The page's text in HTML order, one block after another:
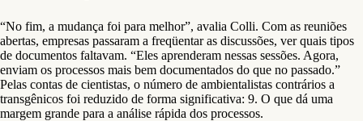
“No fim, a mudança foi para melhor”, avalia Colli. Com as reuniões
abertas, empresas passaram a freqüentar as discussões, ver quais tipos
de documentos faltavam. “Eles aprenderam nessas sessões. Agora,
enviam os processos mais bem documentados do que no passado.”
Pelas contas de cientistas, o número de ambientalistas contrários a
transgênicos foi reduzido de forma significativa: 9. O que dá uma
margem grande para a análise rápida dos processos.